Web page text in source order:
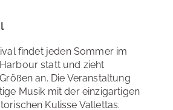
findet jeden Sommer im
statt und zieht
an. Die Veranstaltung
Musik mit der einzigartigen
Kulisse Vallettas.